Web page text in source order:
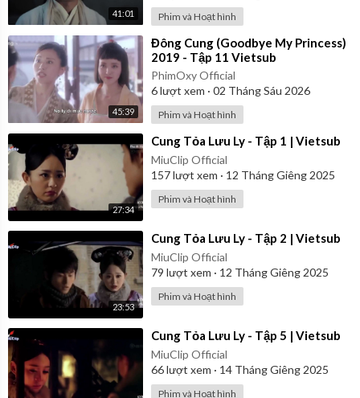
41:01 Phim và Hoạt hình
45:39
⁣Đông Cung (Goodbye My Princess)
2019 - Tập 11 Vietsub
PhimOxy Official
6lượt xem · 02 Tháng Sáu 2026
Phim và Hoạt hình
27:34
⁣Cung Tỏa Lưu Ly - Tập 1 | Vietsub
MiuClip Official
157lượt xem · 12 Tháng Giêng 2025
Phim và Hoạt hình
23:53
⁣Cung Tỏa Lưu Ly - Tập 2 | Vietsub
MiuClip Official
79 lượt xem · 12 Tháng Giêng 2025
Phim và Hoạt hình
⁣Cung Tỏa Lưu Ly - Tập 5 | Vietsub
MiuClip Official
66lượt xem · 14 Tháng Giêng 2025
Phim và Hoạt hình